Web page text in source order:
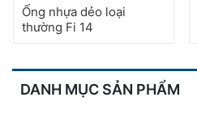
Liên
DANH MỤC SẢN PHẨM
Ống nhựa dẻo loại
thường Fi 14